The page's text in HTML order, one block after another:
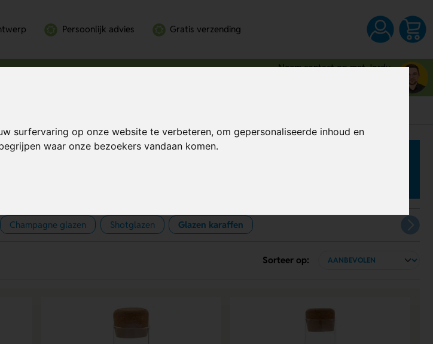
surfervaring op onze website te verbeteren, om gepersonaliseerde inhoud en
waar onze bezoekers vandaan komen.
Persoonlijk advies Gratis verzending
Neem contact op met Jordy
Champagne glazen Shotglazen Glazen karaffen
Sorteer op: